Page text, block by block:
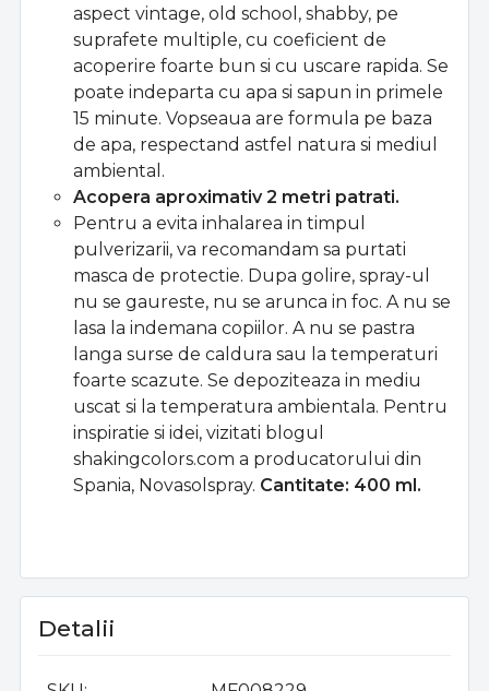
aspect vintage, old school, shabby, pe
suprafete multiple, cu coeficient de
acoperire foarte bun si cu uscare rapida. Se
poate indeparta cu apa si sapun in primele
15 minute. Vopseaua are formula pe baza
de apa, respectand astfel natura si mediul
ambiental.
Acopera aproximativ 2 metri patrati.
Pentru a evita inhalarea in timpul
pulverizarii, va recomandam sa purtati
masca de protectie. Dupa golire, spray-ul
nu se gaureste, nu se arunca in foc. A nu se
lasa la indemana copiilor. A nu se pastra
langa surse de caldura sau la temperaturi
foarte scazute. Se depoziteaza in mediu
uscat si la temperatura ambientala. Pentru
inspiratie si idei, vizitati blogul
shakingcolors.com a producatorului din
Spania, Novasolspray. Cantitate: 400 ml.
Detalii